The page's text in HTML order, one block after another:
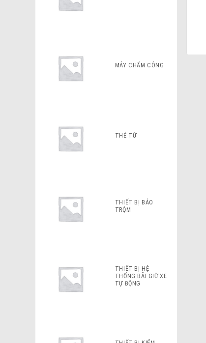
MÁY CHẤM CÔNG
THẺ TỪ
THIẾT BỊ BÁO
TRỘM
THIẾT BỊ HỆ
THỐNG BÃI GIỮ XE
TỰ ĐỘNG